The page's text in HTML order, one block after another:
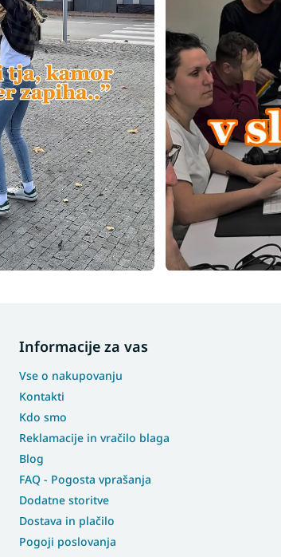
Informacije za vas
Vse o nakupovanju
Kontakti
Kdo smo
Reklamacije in vračilo blaga
Blog
FAQ - Pogosta vprašanja
Dodatne storitve
Dostava in plačilo
Pogoji poslovanja